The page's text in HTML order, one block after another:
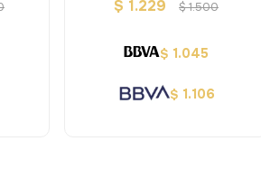
$ 1.229 $1.500
$ 1.045
$ 1.106